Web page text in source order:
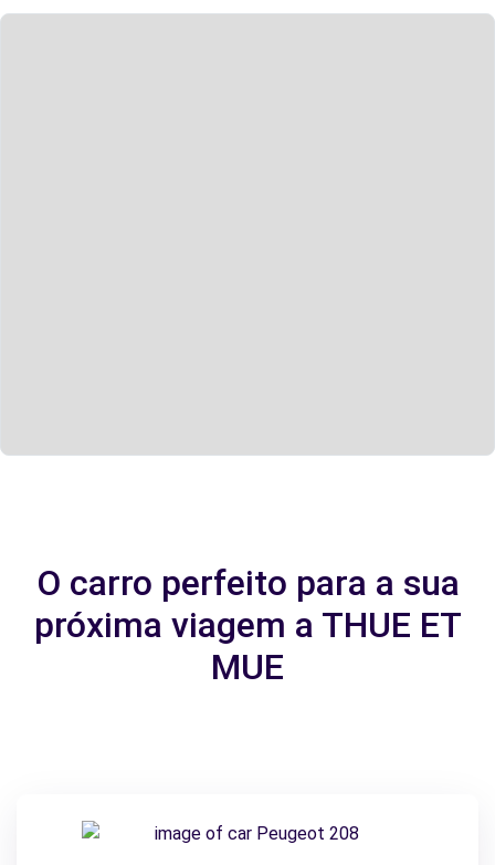
O carro perfeito para a sua
próxima viagem a THUE ET
MUE